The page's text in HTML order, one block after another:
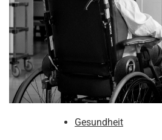
Gesundheit